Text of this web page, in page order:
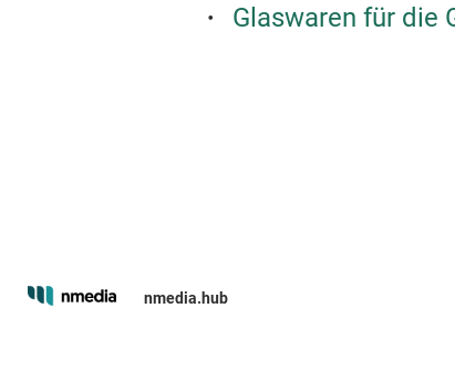
Glaswaren für die
nmedia.hub